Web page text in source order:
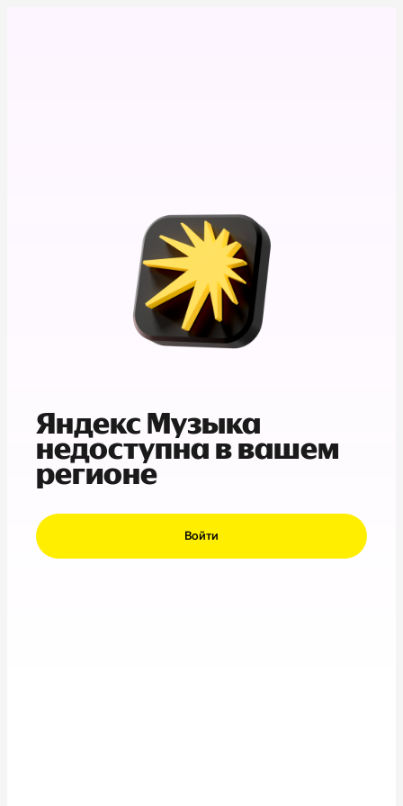
Яндекс Музыка
недоступна в вашем
регионе
Войти